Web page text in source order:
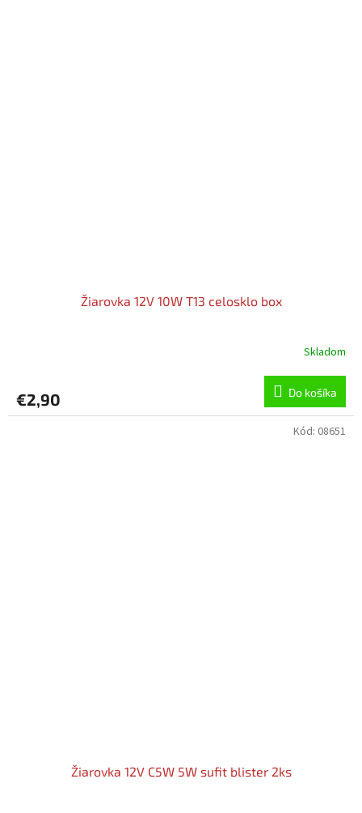
Žiarovka 12V 10W T13 celosklo box
Skladom
€2,90 Do košíka
Žiarovka 12V C5W 5W sufit blister 2ks
Kód: 08651